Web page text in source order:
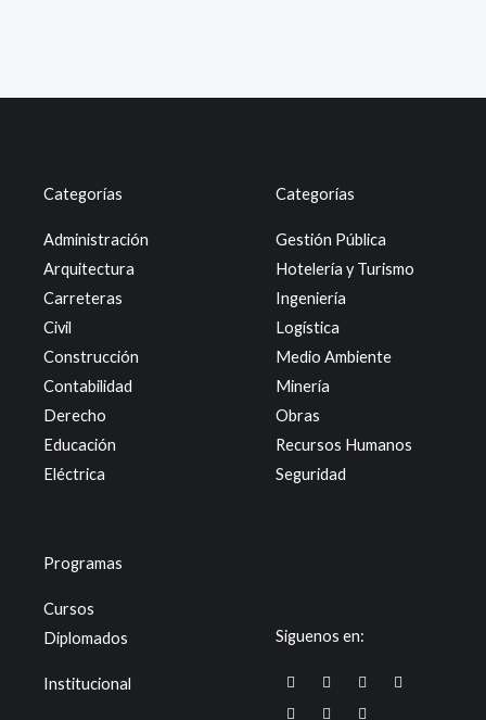
Categorías
Administración
Arquitectura
Carreteras
Civil
Construcción
Contabilidad
Derecho
Educación
Eléctrica
Categorías
Gestión Pública
Hotelería y Turismo
Ingeniería
Logística
Medio Ambiente
Minería
Obras
Recursos Humanos
Seguridad
Programas
Cursos
Diplomados
Institucional
Siguenos en:
F
a
c
W
h
a
I
n
s
Y
o
X
-
t
T
i
k
L
i
n